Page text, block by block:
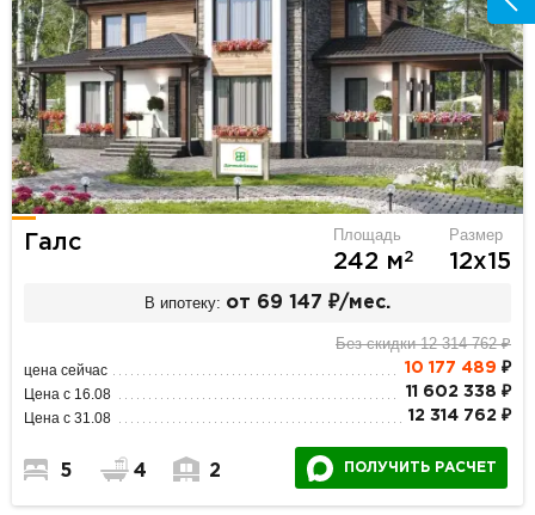
Галс Площадь
242 м2
Размер
12х15
В ипотеку: от 69 147 ₽/мес.
Без скидки 12 314 762 ₽
цена сейчас 10 177 489 ₽
Цена с 16.08 11 602 338 ₽
Цена с 31.08 12 314 762 ₽
5 4 2 ПОЛУЧИТЬ РАСЧЕТ